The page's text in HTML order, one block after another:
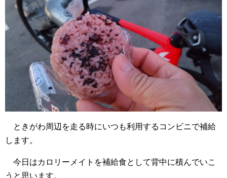
ときがわ周辺を走る時にいつも利用するコンビニで補給
します。
今日はカロリーメイトを補給食として背中に積んでいこ
うと思います。